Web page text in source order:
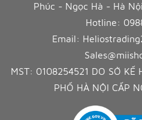
Phúc - Ngọc Hà - Hà
Hotline:
Email:
MST: 0108254521 DO SỞ KẾ
PHỐ HÀ NỘI CẤP